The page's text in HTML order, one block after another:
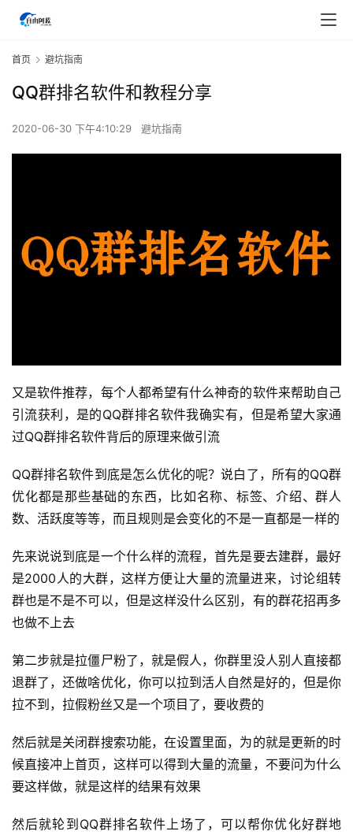
页
行
快
首页 避坑指南
QQ群排名软件和教程分享
2020-06-30 下午4:10:29 避坑指南
又是软件推荐，每个人都希望有什么神奇的软件来帮助自己
引流获利，是的QQ群排名软件我确实有，但是希望大家通
过QQ群排名软件背后的原理来做引流
QQ群排名软件到底是怎么优化的呢？说白了，所有的QQ群
优化都是那些基础的东西，比如名称、标签、介绍、群人
数、活跃度等等，而且规则是会变化的不是一直都是一样的
先来说说到底是一个什么样的流程，首先是要去建群，最好
是2000人的大群，这样方便让大量的流量进来，讨论组转
群也是不是不可以，但是这样没什么区别，有的群花招再多
也做不上去
第二步就是拉僵尸粉了，就是假人，你群里没人别人直接都
退群了，还做啥优化，你可以拉到活人自然是好的，但是你
拉不到，拉假粉丝又是一个项目了，要收费的
然后就是关闭群搜索功能，在设置里面，为的就是更新的时
候直接冲上首页，这样可以得到大量的流量，不要问为什么
要这样做，就是这样的结果有效果
然后就轮到QQ群排名软件上场了，可以帮你优化好群地